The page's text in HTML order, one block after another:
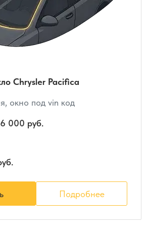
Chrysler Pacifica
окно под vin код
000 руб.
Подробнее